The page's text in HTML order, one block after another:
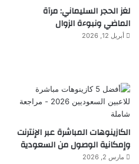
لغز الحجر السليماني: مرآة
الماضي ونبوءة الزوال
أبريل 12, 2026
الكازينوهات المباشرة عبر الإنترنت
وإمكانية الوصول من السعودية
مارس 2, 2026